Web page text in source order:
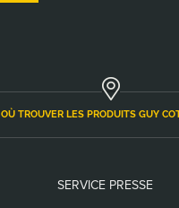
OÙ TROUVER LES PRODUITS GUY
SERVICE PRESSE